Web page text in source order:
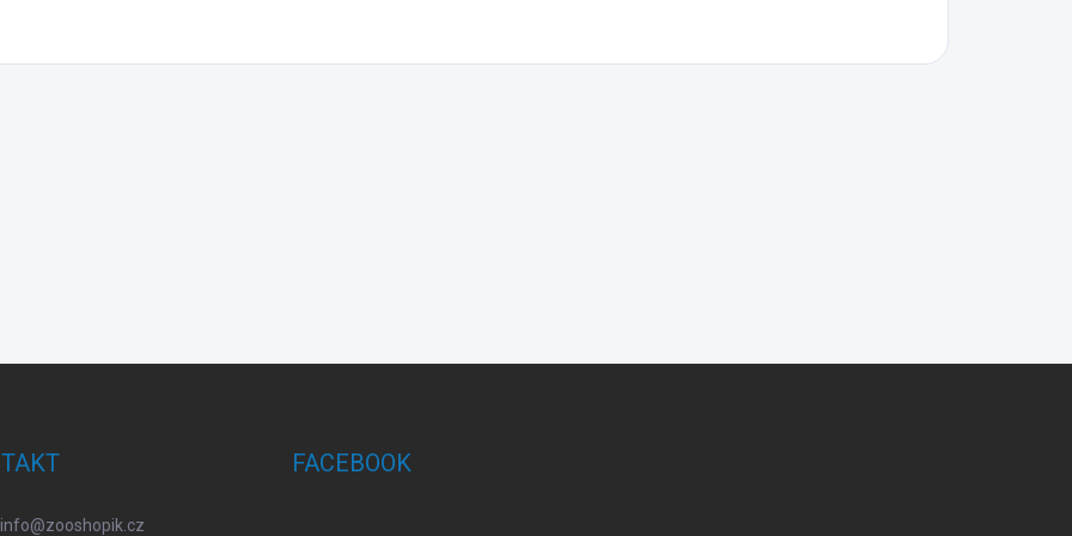
info@zooshopik.cz
FACEBOOK